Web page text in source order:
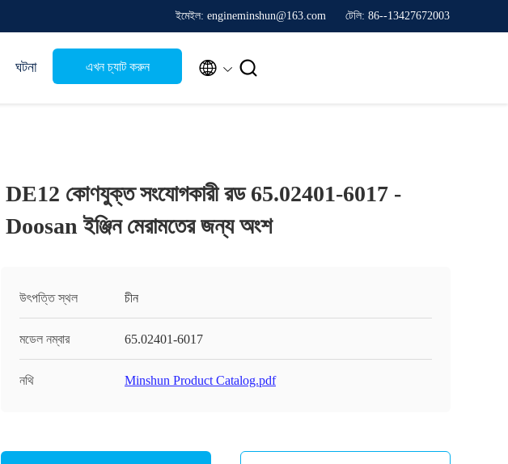
ইমেইল: engineminshun@163.com টেলি: 86--13427672003
ঘটনা এখন চ্যাট করুন  
DE12 কোণযুক্ত সংযোগকারী রড 65.02401-6017 -
Doosan ইঞ্জিন মেরামতের জন্য অংশ
উৎপত্তি স্থল চীন
মডেল নম্বার 65.02401-6017
নথি Minshun Product Catalog.pdf